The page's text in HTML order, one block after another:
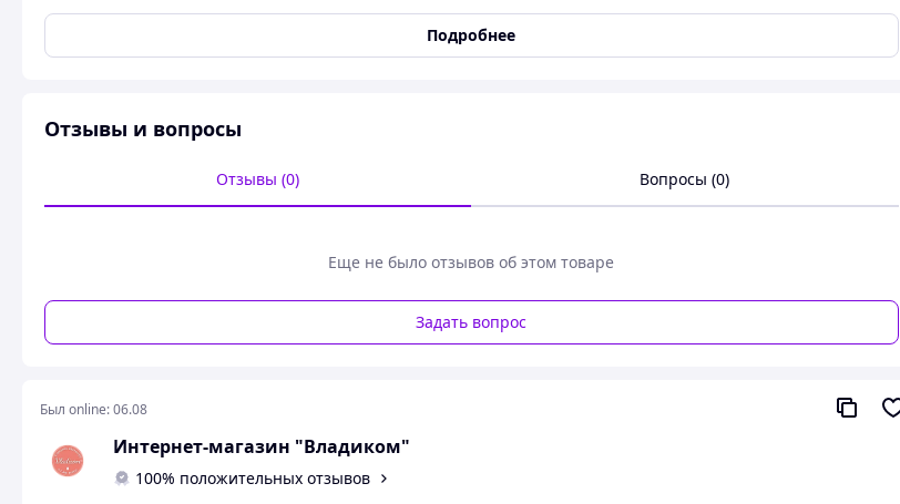
Назначение и результат
Питание,Увлажнение,Восстановление,Смягчение,Подтягивание,
Классификация косметического
Женский
Кофеин
Ниацинамид
Подробнее
Отзывы и вопросы
Отзывы (0) Вопросы (0)
Еще не было отзывов об этом товаре
Задать вопрос
Был online:06.08
Интернет-магазин "Владиком"
100% положительных отзывов